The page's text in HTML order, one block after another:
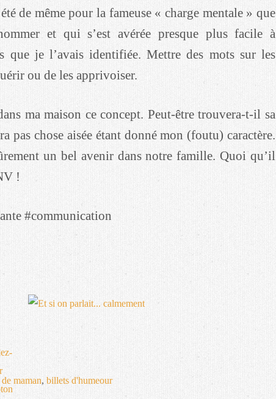
de même pour la fameuse « charge mentale » que
et qui s’est avérée presque plus facile à
que je l’avais identifiée. Mettre des mots sur les
ou de les apprivoiser.
ma maison ce concept. Peut-être trouvera-t-il sa
pas chose aisée étant donné mon (foutu) caractère.
un bel avenir dans notre famille. Quoi qu’il
!
#communication
maman, billets d'humeour